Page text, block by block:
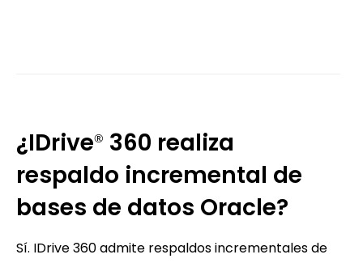
¿IDrive® 360 realiza
respaldo incremental de
bases de datos Oracle?
Sí. IDrive 360 admite respaldos incrementales de